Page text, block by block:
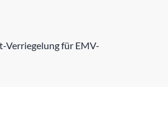
Verriegelung für EMV-